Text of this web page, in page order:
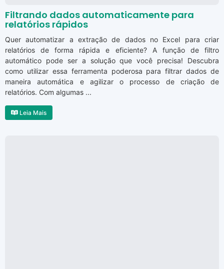
Filtrando dados automaticamente para
relatórios rápidos
Quer automatizar a extração de dados no Excel para criar
relatórios de forma rápida e eficiente? A função de filtro
automático pode ser a solução que você precisa! Descubra
como utilizar essa ferramenta poderosa para filtrar dados de
maneira automática e agilizar o processo de criação de
relatórios. Com algumas ...
Leia Mais